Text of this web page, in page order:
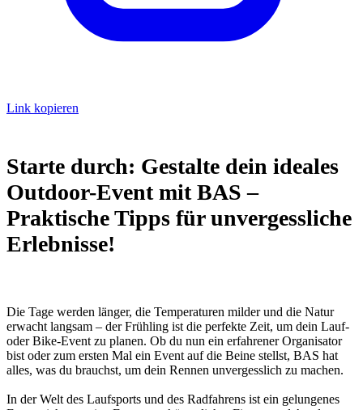
Link kopieren
Starte durch: Gestalte dein ideales
Outdoor-Event mit BAS –
Praktische Tipps für unvergessliche
Erlebnisse!
Die Tage werden länger, die Temperaturen milder und die Natur
erwacht langsam – der Frühling ist die perfekte Zeit, um dein Lauf-
oder Bike-Event zu planen. Ob du nun ein erfahrener Organisator
bist oder zum ersten Mal ein Event auf die Beine stellst, BAS hat
alles, was du brauchst, um dein Rennen unvergesslich zu machen.
In der Welt des Laufsports und des Radfahrens ist ein gelungenes